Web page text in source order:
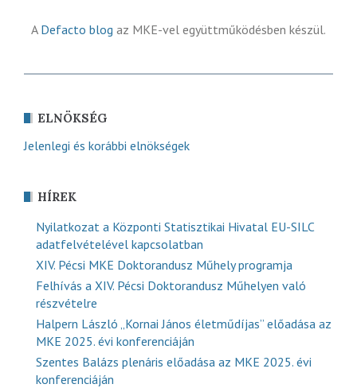
A Defacto blog az MKE-vel együttműködésben készül.
ELNÖKSÉG
Jelenlegi és korábbi elnökségek
HÍREK
Nyilatkozat a Központi Statisztikai Hivatal EU-SILC
adatfelvételével kapcsolatban
XIV. Pécsi MKE Doktorandusz Műhely programja
Felhívás a XIV. Pécsi Doktorandusz Műhelyen való
részvételre
Halpern László „Kornai János életműdíjas” előadása az
MKE 2025. évi konferenciáján
Szentes Balázs plenáris előadása az MKE 2025. évi
konferenciáján